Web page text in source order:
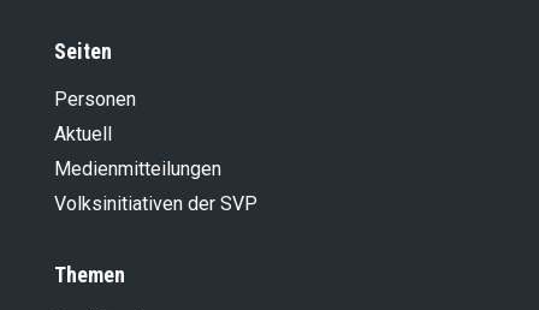
Seiten
Personen
Aktuell
Medienmitteilungen
Volksinitiativen der SVP
Themen